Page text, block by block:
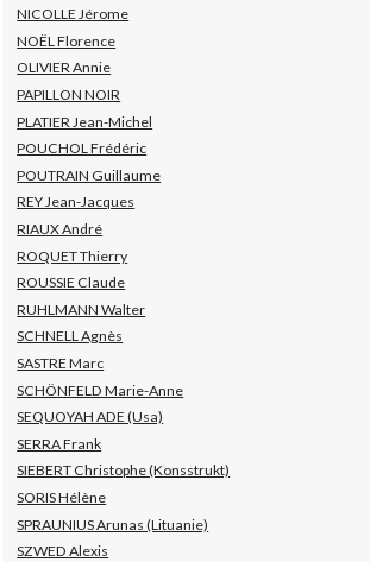
NICOLLE Jérome
NOËL Florence
OLIVIER Annie
PAPILLON NOIR
PLATIER Jean-Michel
POUCHOL Frédéric
POUTRAIN Guillaume
REY Jean-Jacques
RIAUX André
ROQUET Thierry
ROUSSIE Claude
RUHLMANN Walter
SCHNELL Agnès
SASTRE Marc
SCHÖNFELD Marie-Anne
SEQUOYAH ADE (Usa)
SERRA Frank
SIEBERT Christophe (Konsstrukt)
SORIS Hélène
SPRAUNIUS Arunas (Lituanie)
SZWED Alexis